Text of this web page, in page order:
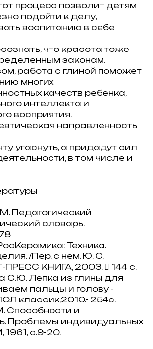
процесс позволит детям
подойти к делу,
воспитанию в себе
что красота тоже
законам.
работа с глиной поможет
многих
качеств ребенка,
интеллекта и
восприятия.
направленность
угаснуть, а придадут сил
в том числе и
Педагогический
словарь.
Техника.
/Пер. с нем. Ю. О.
ПРЕСС КНИГА, 2003.  144 с.
С.Ю. Лепка из глины для
пальцы и голову -
классик,2010.- 254с.
Способности и
Проблемы индивидуальных
1961, с.9-20.